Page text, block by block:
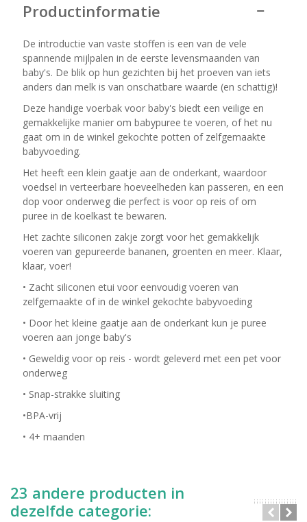
Productinformatie
De introductie van vaste stoffen is een van de vele
spannende mijlpalen in de eerste levensmaanden van
baby's. De blik op hun gezichten bij het proeven van iets
anders dan melk is van onschatbare waarde (en schattig)!
Deze handige voerbak voor baby's biedt een veilige en
gemakkelijke manier om babypuree te voeren, of het nu
gaat om in de winkel gekochte potten of zelfgemaakte
babyvoeding.
Het heeft een klein gaatje aan de onderkant, waardoor
voedsel in verteerbare hoeveelheden kan passeren, en een
dop voor onderweg die perfect is voor op reis of om
puree in de koelkast te bewaren.
Het zachte siliconen zakje zorgt voor het gemakkelijk
voeren van gepureerde bananen, groenten en meer. Klaar,
klaar, voer!
• Zacht siliconen etui voor eenvoudig voeren van
zelfgemaakte of in de winkel gekochte babyvoeding
• Door het kleine gaatje aan de onderkant kun je puree
voeren aan jonge baby's
• Geweldig voor op reis - wordt geleverd met een pet voor
onderweg
• Snap-strakke sluiting
•BPA-vrij
• 4+ maanden
23 andere producten in
dezelfde categorie: